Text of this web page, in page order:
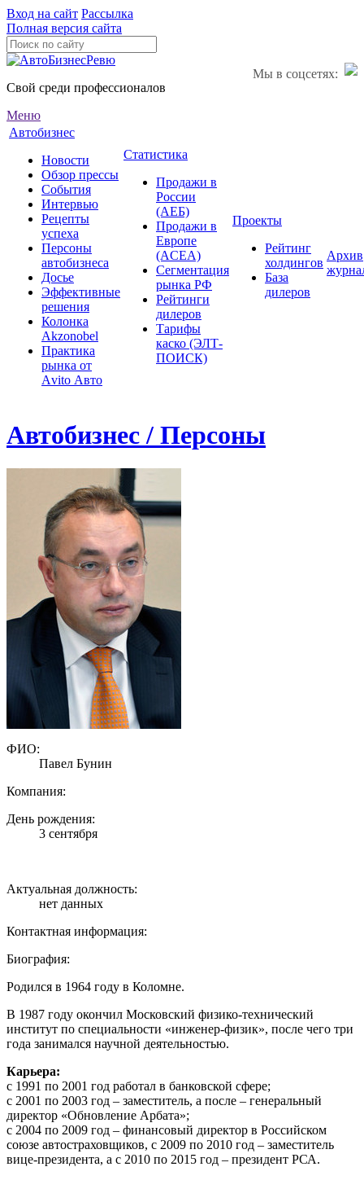
Вход на сайт Рассылка
Полная версия сайта
Мы в соцсетях:
Свой среди профессионалов
Меню
Автобизнес
Новости
Обзор прессы
События
Интервью
Рецепты
успеха
Персоны
автобизнеса
Досье
Эффективные
решения
Колонка
Akzonobel
Практика
рынка от
Аvito Авто
Статистика
Продажи в
России
(АЕБ)
Продажи в
Европе
(ACEA)
Сегментация
рынка РФ
Рейтинги
дилеров
Тарифы
каско (ЭЛТ-
ПОИСК)
Проекты
Рейтинг
холдингов
База
дилеров
Архив
Автобизнес / Персоны
ФИО:
Павел Бунин
Компания:
День рождения:
3 сентября
Актуальная должность:
нет данных
Контактная информация:
Биография:
Родился в 1964 году в Коломне.
В 1987 году окончил Московский физико-технический
институт по специальности «инженер-физик», после чего три
года занимался научной деятельностью.
Карьера:
с 1991 по 2001 год работал в банковской сфере;
с 2001 по 2003 год – заместитель, а после – генеральный
директор «Обновление Арбата»;
с 2004 по 2009 год – финансовый директор в Российском
союзе автостраховщиков, с 2009 по 2010 год – заместитель
вице-президента, а с 2010 по 2015 год – президент РСА.